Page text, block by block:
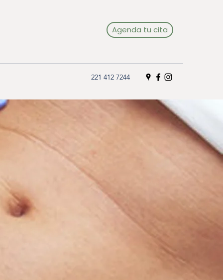
Agenda tu cita
221 412 7244